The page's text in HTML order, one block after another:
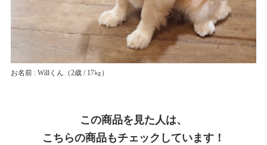
お名前 : Willくん （2歳 / 17㎏）
この商品を見た人は、
こちらの商品もチェックしています！